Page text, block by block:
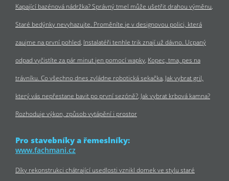
Kapající bazénová nádržka? Správný tmel může ušetřit drahou výměnu
Staré bedýnky nevyhazujte. Proměníte je v designovou polici, která
zaujme na první pohled Instalatéři tenhle trik znají už dávno. Ucpaný
odpad vyčistíte za pár minut jen pomocí wapky Kopec, tma, pes na
trávníku. Co všechno dnes zvládne robotická sekačka Jak vybrat gril,
který vás nepřestane bavit po první sezóně? Jak vybrat krbová kamna?
Rozhoduje výkon, způsob vytápění i prostor
Pro stavebníky a řemeslníky:
www.fachmani.cz
Díky rekonstrukci chátrající usedlosti vznikl domek ve stylu staré